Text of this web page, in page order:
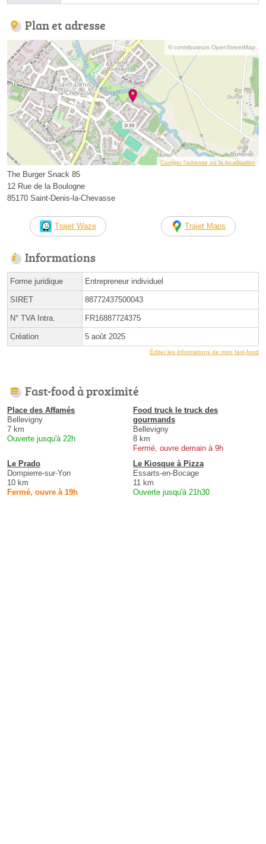
Plan et adresse
© contributeurs OpenStreetMap
Corriger l’adresse ou la localisation
The Burger Snack 85
12 Rue de la Boulogne
85170 Saint-Denis-la-Chevasse
Trajet Waze Trajet Maps
Informations
Forme juridique Entrepreneur individuel
SIRET 88772437500043
N° TVA Intra. FR16887724375
Création 5 août 2025
Éditer les informations de mon fast-food
Fast-food à proximité
Place des Affamés
Bellevigny
7 km
Ouverte jusqu'à 22h
Food truck le truck des
gourmands
Bellevigny
8 km
Fermé, ouvre demain à 9h
Le Prado
Dompierre-sur-Yon
10 km
Fermé, ouvre à 19h
Le Kiosque à Pizza
Essarts-en-Bocage
11 km
Ouverte jusqu'à 21h30